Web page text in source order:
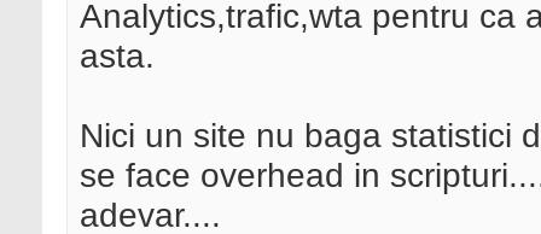
Analytics,trafic,wta pentru ca
asta.
Nici un site nu baga statistici
se face overhead in
adevar....